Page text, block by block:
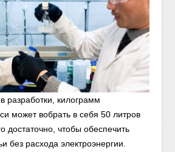
разработки, килограмм
может вобрать в себя 50 литров
достаточно, чтобы обеспечить
без расхода электроэнергии.